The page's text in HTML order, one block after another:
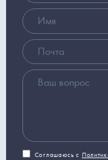
Соглашаюсь с